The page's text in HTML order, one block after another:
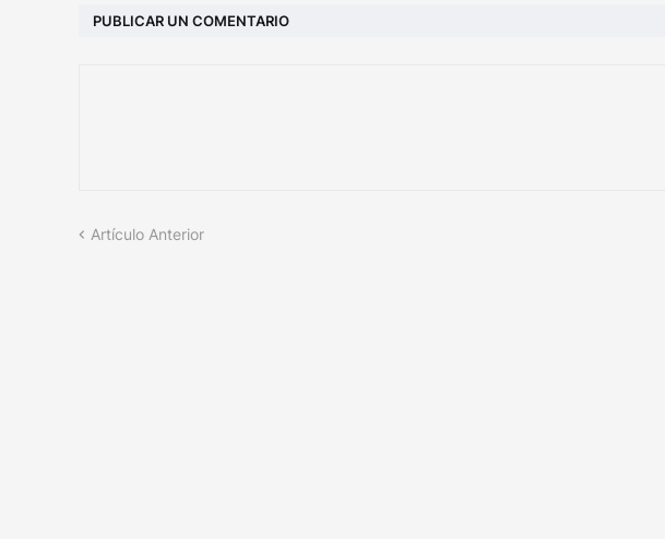
PUBLICAR UN COMENTARIO
Artículo Anterior